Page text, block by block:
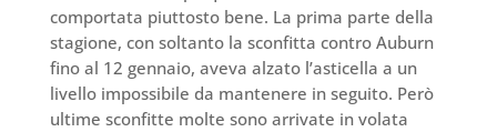
comportata piuttosto bene. La prima parte della
stagione, con soltanto la sconfitta contro Auburn
fino al 12 gennaio, aveva alzato l’asticella a un
livello impossibile da mantenere in seguito. Però
ultime sconfitte molte sono arrivate in volata